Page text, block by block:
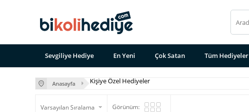
Sevgiliye Hediye En Yeni Çok Satan Tüm Hediyeler
Anasayfa Kişiye Özel Hediyeler
Görünüm: